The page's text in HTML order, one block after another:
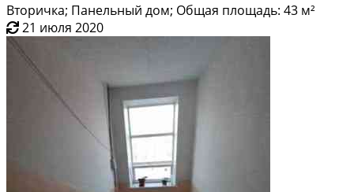
Вторичка; Панельный дом; Общая площадь: 43 м²
21 июля 2020